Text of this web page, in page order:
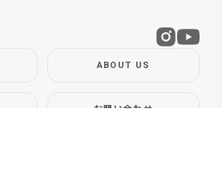
ABOUT US
お問い合わせ